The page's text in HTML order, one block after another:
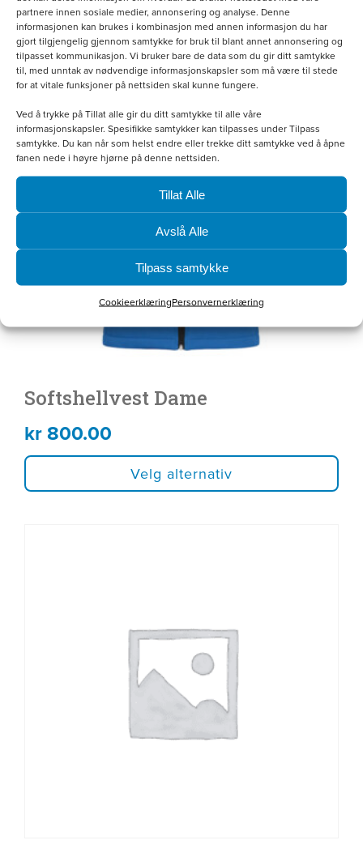
partnere innen sosiale medier, annonsering og analyse. Denne
informasjonen kan brukes i kombinasjon med annen informasjon du har
gjort tilgjengelig gjennom samtykke for bruk til blant annet annonsering og
tilpasset kommunikasjon. Vi bruker bare de data som du gir ditt samtykke
til, med unntak av nødvendige informasjonskapsler som må være til stede
for at vitale funksjoner på nettsiden skal kunne fungere.
Ved å trykke på Tillat alle gir du ditt samtykke til alle våre
informasjonskapsler. Spesifikke samtykker kan tilpasses under Tilpass
samtykke. Du kan når som helst endre eller trekke ditt samtykke ved å åpne
fanen nede i høyre hjørne på denne nettsiden.
Tillat Alle
Avslå Alle
Tilpass samtykke
CookieerklæringPersonvernerklæring
Legg i handlekurv
Softshellvest Dame
kr800.00
Velg alternativ
Dette
produktet
har
flere
varianter.
velges
produktsiden